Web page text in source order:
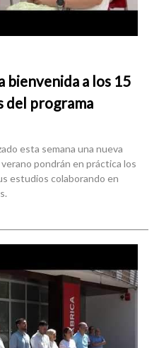
bienvenida a los 15
del programa
esta semana una nueva
pondrán en práctica los
estudios colaborando en